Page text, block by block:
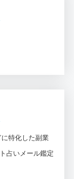
特化した副業
占いメール鑑定